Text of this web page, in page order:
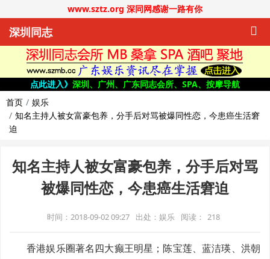
www.sztz.org 深同网感谢一路有你
深圳同志
点此进入》 深圳、广州、广东同志会所、SPA、按摩导航
首页
娱乐
知名主持人被女富豪包养，分手后对骂被爆同性恋，今患癌生活窘
迫
知名主持人被女富豪包养，分手后对骂
被爆同性恋，今患癌生活窘迫
时间：2018-09-02 09:27 出处：娱乐 阅读： 218
香港娱乐圈著名四大癫王明星；陈宝莲、蓝洁瑛、洪朝